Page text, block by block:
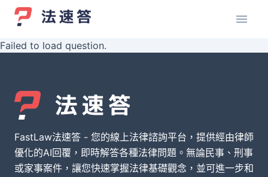
Failed to load question.
FastLaw法速答 - 您的線上法律諮詢平台，提供經由律師
優化的AI回覆，即時解答各種法律問題。無論民事、刑事
或家事案件，讓您快速掌握法律基礎觀念，並可進一步和